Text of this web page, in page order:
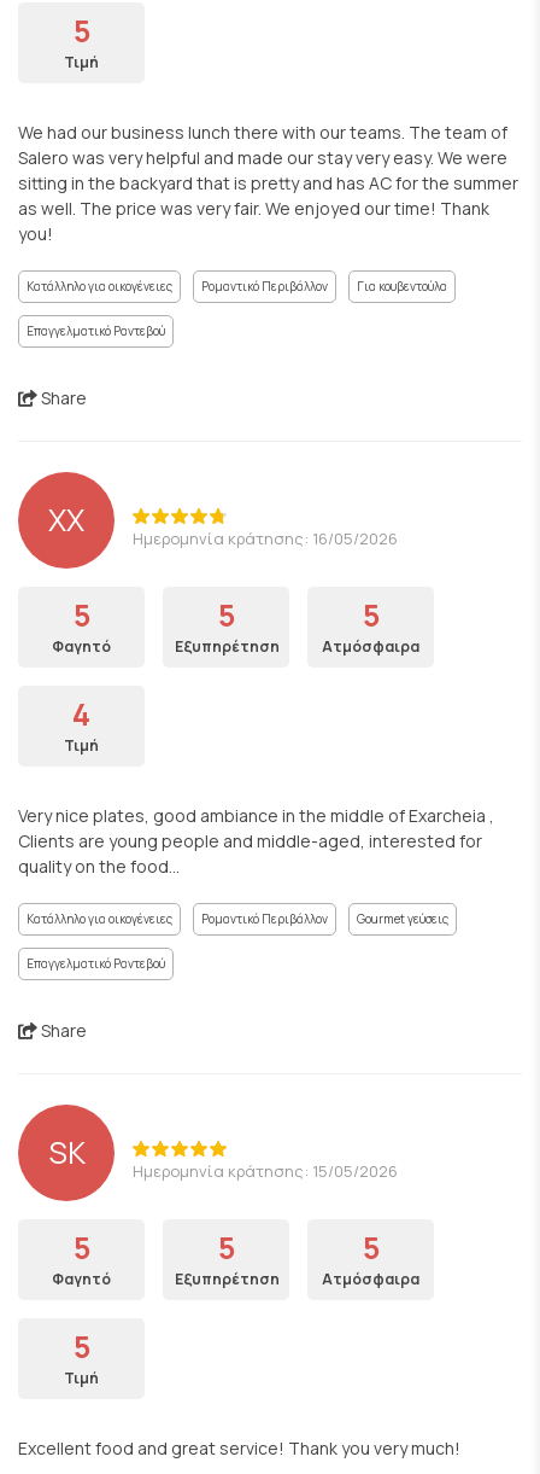
5
Τιμή
We had our business lunch there with our teams. The team of
Salero was very helpful and made our stay very easy. We were
sitting in the backyard that is pretty and has AC for the summer
as well. The price was very fair. We enjoyed our time! Thank
you!
Κατάλληλο για οικογένειες Ρομαντικό Περιβάλλον Για κουβεντούλα
Επαγγελματικό Ραντεβού
Share
ΧΧ Ημερομηνία κράτησης: 16/05/2026
5
Φαγητό
5
Εξυπηρέτηση
5
Ατμόσφαιρα
4
Τιμή
Very nice plates, good ambiance in the middle of Exarcheia ,
Clients are young people and middle-aged, interested for
quality on the food…
Κατάλληλο για οικογένειες Ρομαντικό Περιβάλλον Gourmet γεύσεις
Επαγγελματικό Ραντεβού
Share
SK Ημερομηνία κράτησης: 15/05/2026
5
Φαγητό
5
Εξυπηρέτηση
5
Ατμόσφαιρα
5
Τιμή
Excellent food and great service! Thank you very much!